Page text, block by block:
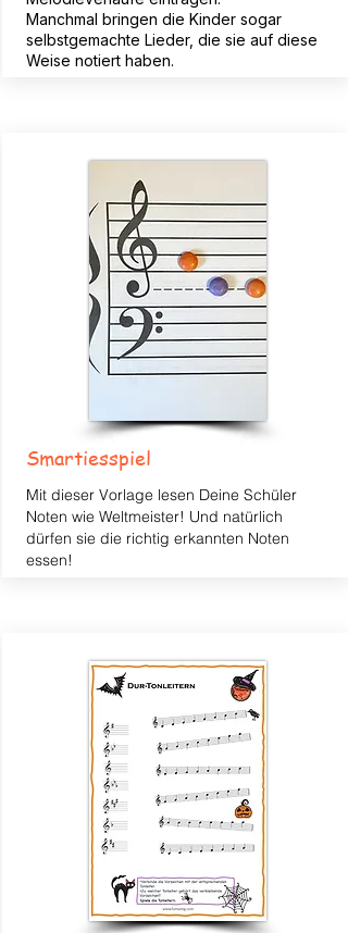
Manchmal bringen die Kinder sogar
selbstgemachte Lieder, die sie auf diese
Weise notiert haben.
Smartiesspiel
Mit dieser Vorlage lesen Deine Schüler
Noten wie Weltmeister! Und natürlich
dürfen sie die richtig erkannten Noten
essen!